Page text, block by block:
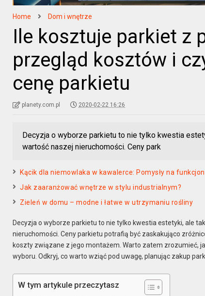
Home Dom i wnętrze
Ile kosztuje parkiet z
przegląd kosztów i
cenę parkietu
planety.com.pl 2020-02-22 16:26
Decyzja o wyborze parkietu to nie tylko kwestia
wartość naszej nieruchomości. Ceny park
Kącik dla niemowlaka w kawalerce: Pomysły na
Jak zaaranżować wnętrze w stylu industrialnym?
Zieleń w domu – modne i łatwe w utrzymaniu rośliny
Decyzja o wyborze parkietu to nie tylko kwestia estetyki, ale
nieruchomości. Ceny parkietu potrafią być zaskakująco
koszty związane z jego montażem. Warto zatem zrozumieć,
wyboru. Odkryj, co warto wziąć pod uwagę, planując zakup
W tym artykule przeczytasz